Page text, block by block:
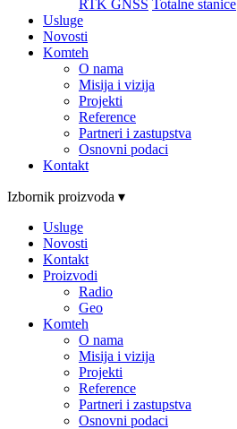
RTK GNSS Totalne stanice
Usluge
Novosti
Komteh
O nama
Misija i vizija
Projekti
Reference
Partneri i zastupstva
Osnovni podaci
Kontakt
Izbornik proizvoda ▾
Usluge
Novosti
Kontakt
Proizvodi
Radio
Geo
Komteh
O nama
Misija i vizija
Projekti
Reference
Partneri i zastupstva
Osnovni podaci